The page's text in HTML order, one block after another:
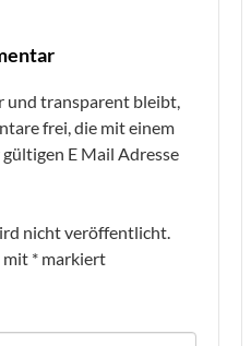
und transparent bleibt,
frei, die mit einem
E Mail Adresse
nicht veröffentlicht.
mit * markiert